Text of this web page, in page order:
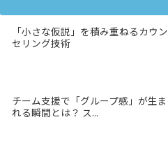
「小さな仮説」を積み重ねるカウン
セリング技術
チーム支援で「グループ感」が生ま
れる瞬間とは？ ス...